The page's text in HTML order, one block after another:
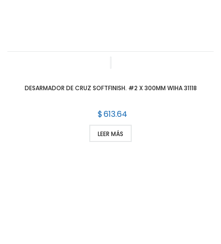
DESARMADOR DE CRUZ SOFTFINISH. #2 X 300MM WIHA 31118
$613.64
LEER MÁS